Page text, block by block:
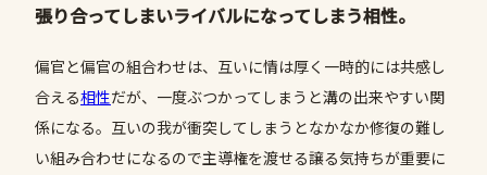
張り合ってしまいライバルになってしまう相性。
偏官と偏官の組合わせは、互いに情は厚く一時的には共感し
合える相性だが、一度ぶつかってしまうと溝の出来やすい関
係になる。互いの我が衝突してしまうとなかなか修復の難し
い組み合わせになるので主導権を渡せる譲る気持ちが重要に